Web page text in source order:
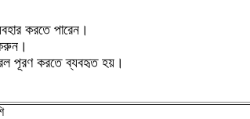
করতে পারেন।
পূরণ করতে ব্যবহৃত হয়।